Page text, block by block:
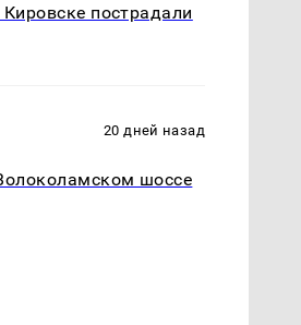
пострадали
20 дней назад
шоссе